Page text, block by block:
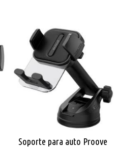
Soporte para auto Proove